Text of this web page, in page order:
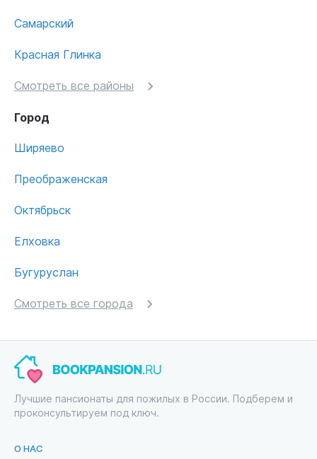
Самарский
Красная Глинка
Смотреть все районы
Город
Ширяево
Преображенская
Октябрьск
Елховка
Бугуруслан
Смотреть все города
Лучшие пансионаты для пожилых в России. Подберем и
проконсультируем под ключ.
О НАС